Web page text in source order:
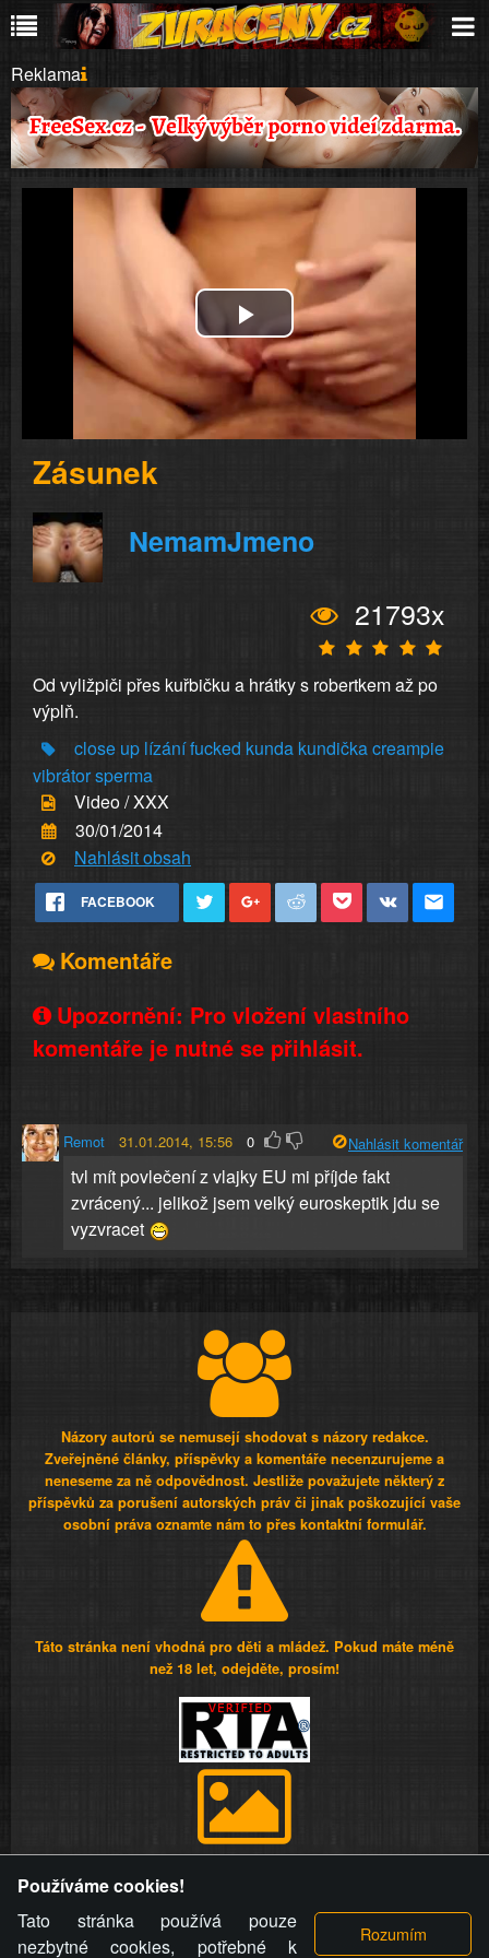
Reklama
Play
Video
Zásunek
NemamJmeno
21793x
Od vyližpiči přes kuřbičku a hrátky s robertkem až po
výplň.
close up lízánífucked kunda kundičkacreampie
vibrátorsperma
Video / XXX
30/01/2014
Nahlásit obsah
FACEBOOK
Komentáře
Upozornění: Pro vložení vlastního
komentáře je nutné se přihlásit.
Remot 31.01.2014, 15:56 0 Nahlásit komentář
tvl mít povlečení z vlajky EU mi příjde fakt
zvrácený... jelikož jsem velký euroskeptik jdu se
vyzvracet
Názory autorů se nemusejí shodovat s názory redakce.
Zveřejněné články, příspěvky a komentáře necenzurujeme a
neneseme za ně odpovědnost. Jestliže považujete některý z
příspěvků za porušení autorských práv či jinak poškozující vaše
osobní práva oznamte nám to přes kontaktní formulář.
Táto stránka není vhodná pro děti a mládež. Pokud máte méně
než 18 let, odejděte, prosím!
videa a komentáře. Osoba, které se toto opatření provozovatele
stránky týče, ani osoba, která umístila fotografii nebo video na
stránku, nemůže z důvodu odstranění fotografie, videa nebo
Používáme cookies!
Tato stránka používá pouze
nezbytné cookies, potřebné k